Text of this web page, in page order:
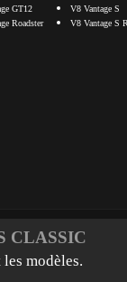
GT12
Roadster
V8 Vantage S
V8 Vantage S
CLASSIC
modèles.